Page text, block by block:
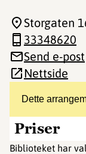
Dette
Priser
Biblioteket har
Storgaten
33348620
Send e-post
Nettside